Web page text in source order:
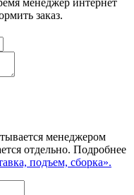
менеджер интернет
заказ.
менеджером
отдельно. Подробнее
подъем, сборка».